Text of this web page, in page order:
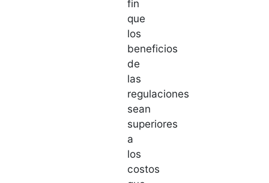
fin
que
los
beneficios
de
las
regulaciones
sean
superiores
a
los
costos